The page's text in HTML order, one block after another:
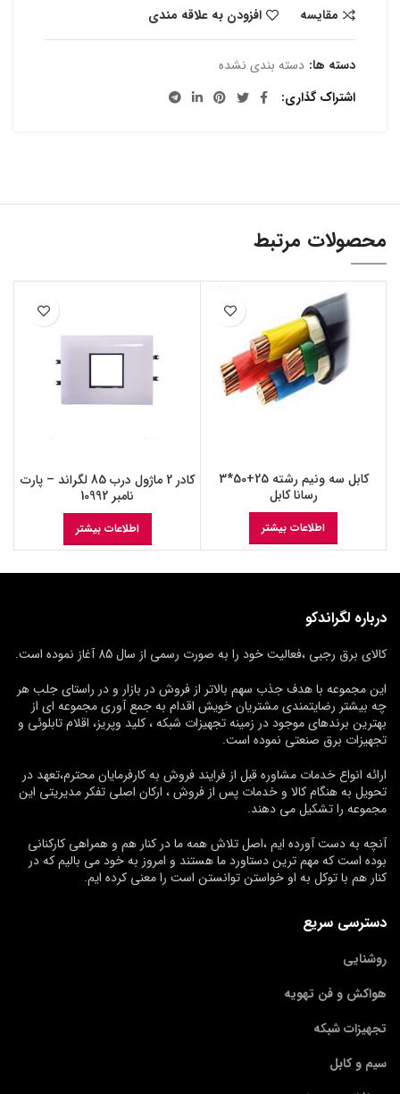
مقایسه افزودن به علاقه مندی
دسته ها: دسته بندی نشده
اشتراک گذاری
محصولات مرتبط
کابل سه ونیم رشته 25+50*3
رسانا کابل
اطلاعات بیشتر
کادر 2 ماژول درب 85 لگراند – پارت
نامبر 10992
اطلاعات بیشتر
درباره لگراندکو
کالای برق رجبی ،فعالیت خود را به صورت رسمی از سال 85 آغاز نموده است.
این مجموعه با هدف جذب سهم بالاتر از فروش در بازار و در راستای جلب هر
چه بیشتر رضایتمندی مشتریان خویش اقدام به جمع آوری مجموعه ای از
بهترین برندهای موجود در زمینه تجهیزات شبکه ، کلید وپریز، اقلام تابلوئی و
تجهیزات برق صنعتی نموده است.
ارائه انواع خدمات مشاوره قبل از فرایند فروش به کارفرمایان محترم،تعهد در
تحویل به هنگام کالا و خدمات پس از فروش ، ارکان اصلی تفکر مدیریتی این
مجموعه را تشکیل می دهند.
آنچه به دست آورده ایم ،اصل تلاش همه ما در کنار هم و همراهی کارکنانی
بوده است که مهم ترین دستاورد ما هستند و امروز به خود می بالیم که در
کنار هم با توکل به او خواستن توانستن است را معنی کرده ایم.
دسترسی سریع
روشنایی
هواکش و فن تهویه
تجهیزات شبکه
سیم و کابل